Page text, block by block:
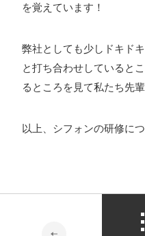
を覚えています！
弊社としても少しドキド
と打ち合わせしていると
るところを見て私たち先
以上、シフォンの研修に